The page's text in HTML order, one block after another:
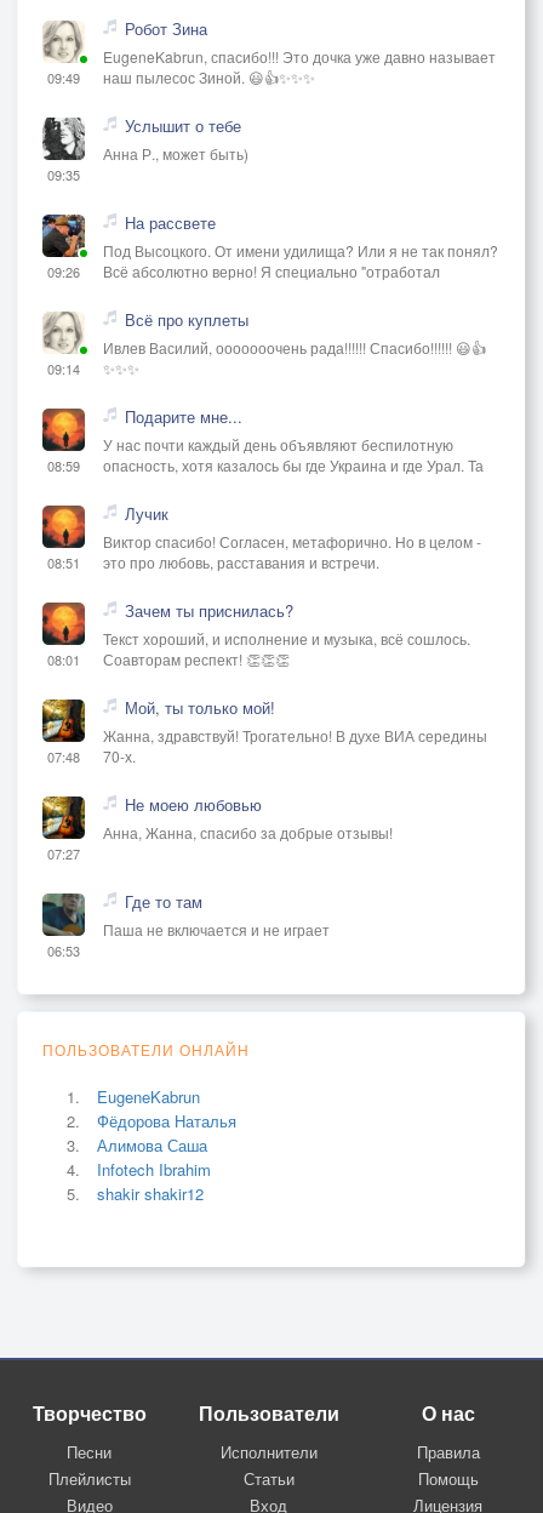
09:49
Робот Зина
EugeneKabrun, спасибо!!! Это дочка уже давно называет
наш пылесос Зиной. 😃👍✨✨✨
09:35
Услышит о тебе
Анна Р., может быть)
09:26
На рассвете
Под Высоцкого. От имени удилища? Или я не так понял?
Всё абсолютно верно! Я специально "отработал
09:14
Всё про куплеты
Ивлев Василий, ооооооочень рада!!!!!! Спасибо!!!!!! 😃👍
✨✨✨
08:59
Подарите мне...
У нас почти каждый день объявляют беспилотную
опасность, хотя казалось бы где Украина и где Урал. Та
08:51
Лучик
Виктор спасибо! Согласен, метафорично. Но в целом -
это про любовь, расставания и встречи.
08:01
Зачем ты приснилась?
Текст хороший, и исполнение и музыка, всё сошлось.
Соавторам респект! 👏👏👏
07:48
Мой, ты только мой!
Жанна, здравствуй! Трогательно! В духе ВИА середины
70-х.
07:27
Не моею любовью
Анна, Жанна, спасибо за добрые отзывы!
06:53
Где то там
Паша не включается и не играет
ПОЛЬЗОВАТЕЛИ ОНЛАЙН
EugeneKabrun
Фёдорова Наталья
Алимова Саша
Infotech Ibrahim
shakir shakir12
Творчество
Песни
Плейлисты
Видео
Пользователи
Исполнители
Статьи
Вход
О нас
Правила
Помощь
Лицензия